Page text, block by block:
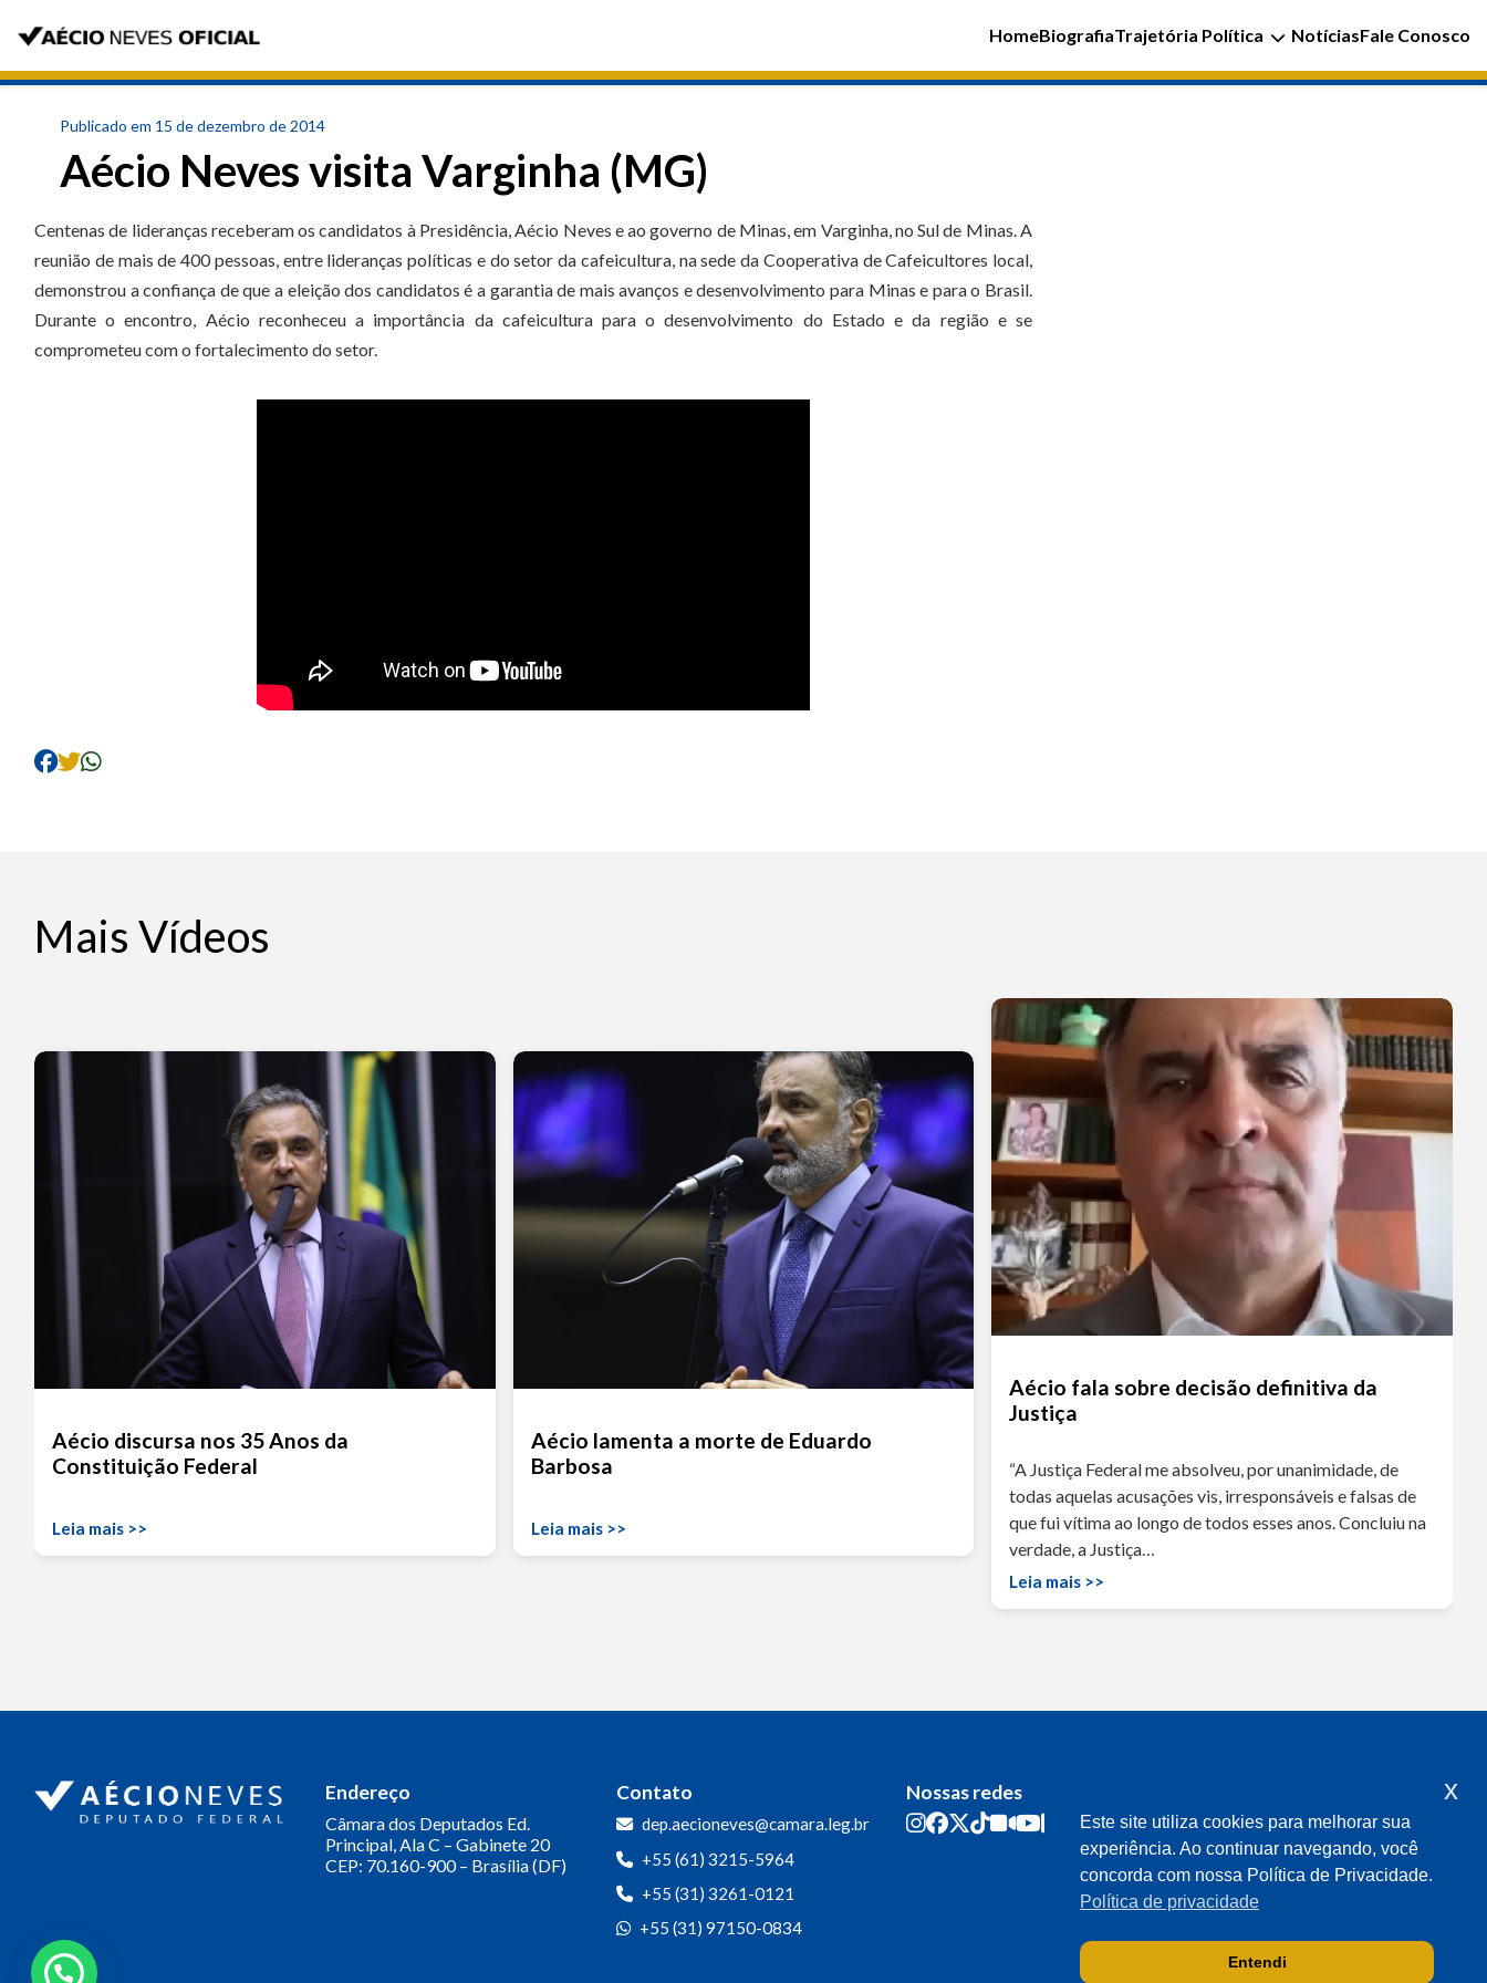
HomeBiografiaTrajetória Política NotíciasFale Conosco
Publicado em 15 de dezembro de 2014
Aécio Neves visita Varginha (MG)
Centenas de lideranças receberam os candidatos à Presidência, Aécio Neves e ao governo de Minas, em Varginha, no Sul de Minas. A
reunião de mais de 400 pessoas, entre lideranças políticas e do setor da cafeicultura, na sede da Cooperativa de Cafeicultores local,
demonstrou a confiança de que a eleição dos candidatos é a garantia de mais avanços e desenvolvimento para Minas e para o Brasil.
Durante o encontro, Aécio reconheceu a importância da cafeicultura para o desenvolvimento do Estado e da região e se
comprometeu com o fortalecimento do setor.
Mais Vídeos
Aécio discursa nos 35 Anos da
Constituição Federal
Leia mais >>
Aécio lamenta a morte de Eduardo
Barbosa
Leia mais >>
Aécio fala sobre decisão definitiva da
Justiça
“A Justiça Federal me absolveu, por unanimidade, de
todas aquelas acusações vis, irresponsáveis e falsas de
que fui vítima ao longo de todos esses anos. Concluiu na
verdade, a Justiça…
Leia mais >>
Endereço
Câmara dos Deputados Ed.
Principal, Ala C – Gabinete 20
CEP: 70.160-900 – Brasília (DF)
Contato
dep.aecioneves@camara.leg.br
+55 (61) 3215-5964
+55 (31) 3261-0121
+55 (31) 97150-0834
Nossas redes
Este site utiliza cookies para melhorar sua
experiência. Ao continuar navegando, você
concorda com nossa Política de Privacidade.
Política de privacidade
Entendi
x